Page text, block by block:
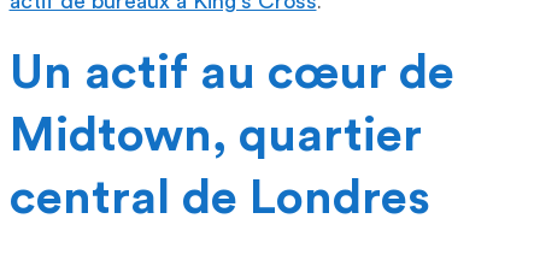
Un actif au cœur de
Midtown, quartier
central de Londres